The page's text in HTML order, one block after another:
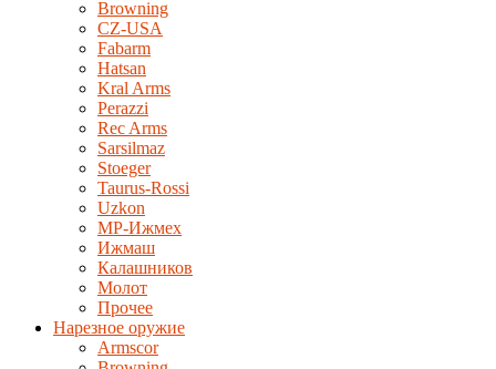
Browning
CZ-USA
Fabarm
Hatsan
Kral Arms
Perazzi
Rec Arms
Sarsilmaz
Stoeger
Taurus-Rossi
Uzkon
MP-Ижмех
Ижмаш
Калашников
Молот
Прочее
Нарезное оружие
Armscor